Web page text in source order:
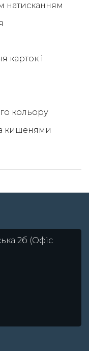
натисканням
карток і
кольору
кишенями
2б (Офіс